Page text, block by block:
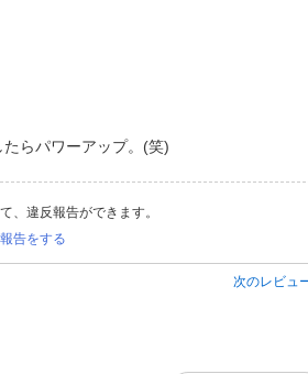
らパワーアップ。(笑)
、違反報告ができます。
告をする
次のレビュ